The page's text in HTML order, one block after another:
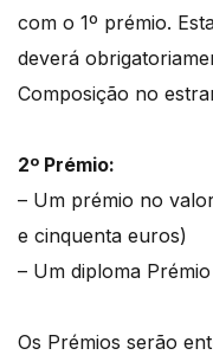
com o 1º prémio.
deverá
Composição no
2º Prémio:
– Um prémio no
e cinquenta euros)
– Um diploma
Os Prémios serão